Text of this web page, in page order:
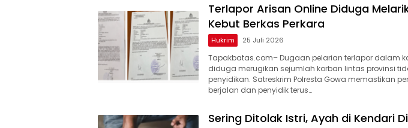
Terlapor Arisan Online Diduga
Kebut Berkas Perkara
Hukrim 25 Juli 2026
Tapakbatas.com– Dugaan pelarian terlapor dalam
diduga merugikan sejumlah korban lintas provinsi
penyidikan. Satreskrim Polresta Gowa memastikan
berjalan dan penyidik terus…
Sering Ditolak Istri, Ayah di Kendari